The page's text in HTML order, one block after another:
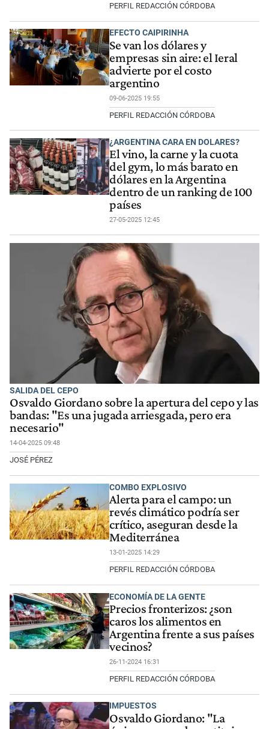
PERFIL REDACCIÓN CÓRDOBA
EFECTO CAIPIRINHA
Se van los dólares y
empresas sin aire: el Ieral
advierte por el costo
argentino
09-06-2025 19:55
PERFIL REDACCIÓN CÓRDOBA
¿ARGENTINA CARA EN DOLARES?
El vino, la carne y la cuota
del gym, lo más barato en
dólares en la Argentina
dentro de un ranking de 100
países
27-05-2025 12:45
SALIDA DEL CEPO
Osvaldo Giordano sobre la apertura del cepo y las
bandas: "Es una jugada arriesgada, pero era
necesario"
14-04-2025 09:48
JOSÉ PÉREZ
COMBO EXPLOSIVO
Alerta para el campo: un
revés climático podría ser
crítico, aseguran desde la
Mediterránea
13-01-2025 14:29
PERFIL REDACCIÓN CÓRDOBA
ECONOMÍA DE LA GENTE
Precios fronterizos: ¿son
caros los alimentos en
Argentina frente a sus países
vecinos?
26-11-2024 16:31
PERFIL REDACCIÓN CÓRDOBA
IMPUESTOS
Osvaldo Giordano: "La